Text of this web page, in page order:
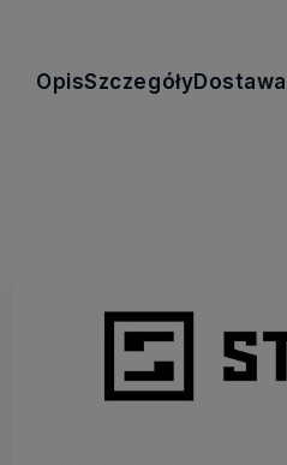
OpisSzczegółyDostawa